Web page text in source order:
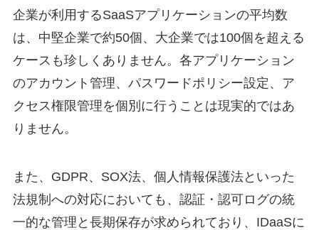
企業が利用するSaaSアプリケーションの平均数
は、中堅企業で約50個、大企業では100個を超える
ケースも珍しくありません。各アプリケーション
のアカウント管理、パスワードポリシー設定、ア
クセス権限管理を個別に行うことは現実的ではあ
りません。
また、GDPR、SOX法、個人情報保護法といった
法規制への対応においても、認証・認可ログの統
一的な管理と長期保存が求められており、IDaaSに